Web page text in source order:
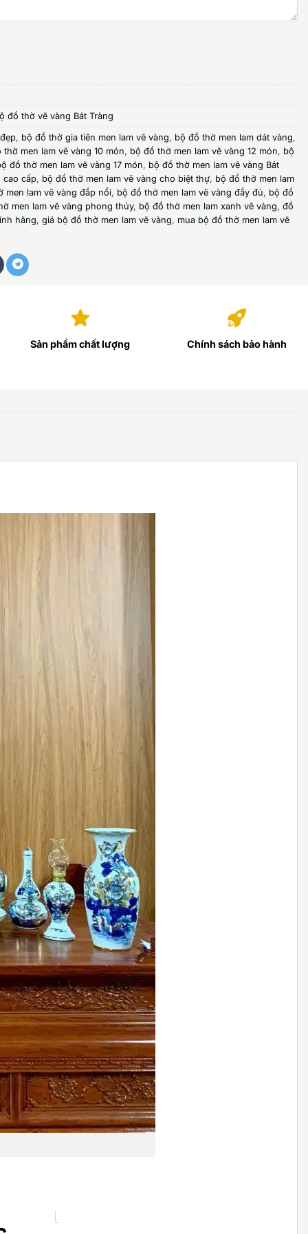
đồ thờ vẽ vàng Bát Tràng
, bộ đồ thờ gia tiên men lam vẽ vàng, bộ đồ thờ men lam dát vàng,
thờ men lam vẽ vàng 10 món, bộ đồ thờ men lam vẽ vàng 12 món, bộ
đồ thờ men lam vẽ vàng 17 món, bộ đồ thờ men lam vẽ vàng Bát
cao cấp, bộ đồ thờ men lam vẽ vàng cho biệt thự, bộ đồ thờ men lam
men lam vẽ vàng đắp nổi, bộ đồ thờ men lam vẽ vàng đầy đủ, bộ đồ
men lam vẽ vàng phong thủy, bộ đồ thờ men lam xanh vẽ vàng, đồ
hãng, giá bộ đồ thờ men lam vẽ vàng, mua bộ đồ thờ men lam vẽ
Sản phẩm chất lượng Chính sách bảo hành